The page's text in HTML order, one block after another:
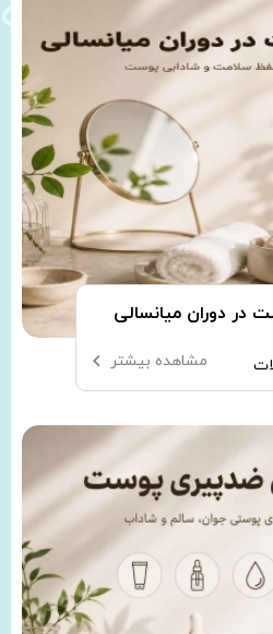
در دوران میانسالی
مشاهده بیشتر